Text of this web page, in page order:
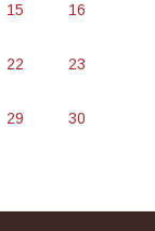
15 16
22 23
29 30